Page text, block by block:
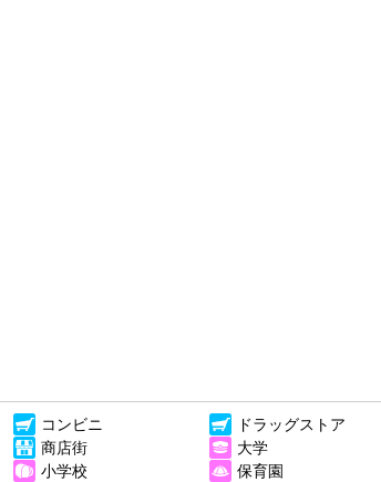
コンビニ
ドラッグストア
商店街
大学
小学校
保育園